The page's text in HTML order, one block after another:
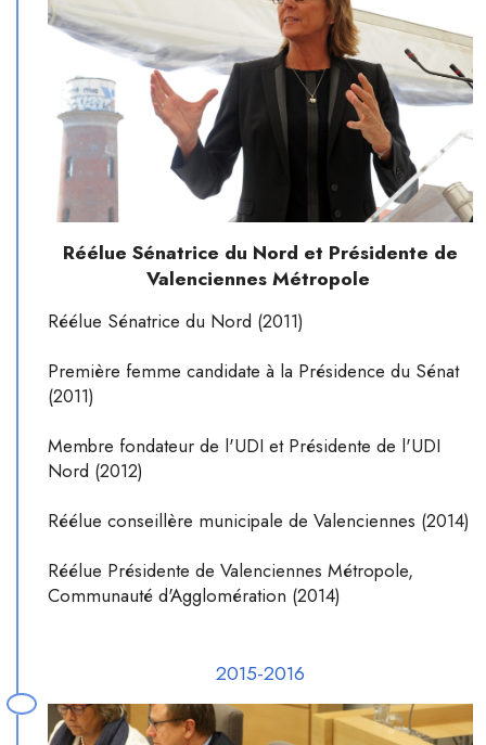
Réélue Sénatrice du Nord et Présidente de
Valenciennes Métropole
Réélue Sénatrice du Nord (2011)
Première femme candidate à la Présidence du Sénat
(2011)
Membre fondateur de l'UDI et Présidente de l'UDI
Nord (2012)
Réélue conseillère municipale de Valenciennes (2014)
Réélue Présidente de Valenciennes Métropole,
Communauté d'Agglomération (2014)
2015-2016